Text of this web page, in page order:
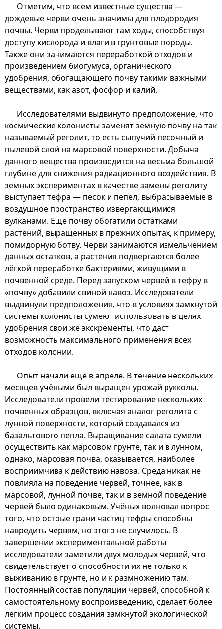
Отметим, что всем известные существа —
дождевые черви очень значимы для плодородия
почвы. Черви проделывают там ходы, способствуя
доступу кислорода и влаги в грунтовые породы.
Также они занимаются переработкой отходов и
произведением биогумуса, органического
удобрения, обогащающего почву такими важными
веществами, как азот, фосфор и калий.
Исследователями выдвинуто предположение, что
космические колонисты заменят земную почву на так
называемый реголит, то есть сыпучий песочный и
пылевой слой на марсовой поверхности. Добыча
данного вещества производится на весьма большой
глубине для снижения радиационного воздействия. В
земных экспериментах в качестве замены реголиту
выступает тефра — песок и пепел, выбрасываемые в
воздушное пространство извергающимися
вулканами. Ещё почву обогатили остатками
растений, выращенных в прежних опытах, к примеру,
помидорную ботву. Черви занимаются измельчением
данных остатков, а растения подвергаются более
лёгкой переработке бактериями, живущими в
почвенной среде. Перед запуском червей в тефру в
«почву» добавили свиной навоз. Исследователи
выдвинули предположения, что в условиях замкнутой
системы колонисты сумеют использовать в целях
удобрения свои же экскременты, что даст
возможность максимального применения всех
отходов колонии.
Опыт начали ещё в апреле. В течение нескольких
месяцев учёными был выращен урожай рукколы.
Исследователи провели тестирование нескольких
почвенных образцов, включая аналог реголита с
лунной поверхности, который создавался из
базальтового пепла. Выращивание салата сумели
осуществить как марсовом грунте, так и в лунном,
однако, марсовая почва, оказывается, наиболее
восприимчива к действию навоза. Среда никак не
повлияла на поведение червей, точнее, как в
марсовой, лунной почве, так и в земной поведение
червей было одинаковым. Учёных волновал вопрос
того, что острые грани частиц тефры способны
навредить червям, но этого не случилось. В
завершении экспериментальной работы
исследователи заметили двух молодых червей, что
свидетельствует о способности их не только к
выживанию в грунте, но и к размножению там.
Постоянный состав популяции червей, способной к
самостоятельному воспроизведению, сделает более
лёгким процесс создания замкнутой экологической
системы.